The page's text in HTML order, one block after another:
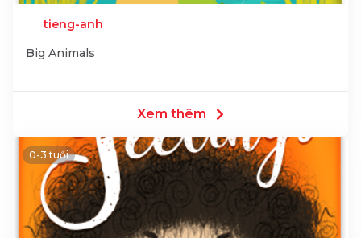
tieng-anh
Big Animals
Xem thêm
0-3 tuổi